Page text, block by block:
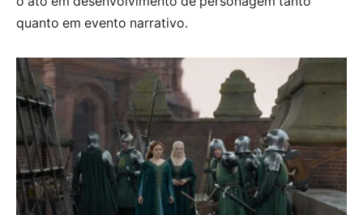
quanto em evento narrativo.